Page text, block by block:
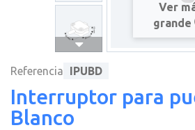
Ver
grande
Referencia IPUBD
Interruptor para
Blanco